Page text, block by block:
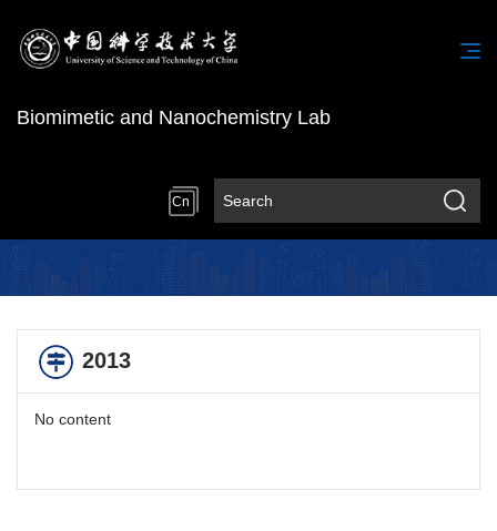
Biomimetic and Nanochemistry Lab
Cn
2013
No content